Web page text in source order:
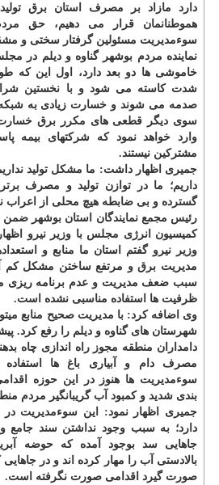
دارد مازاد بر مصرف استان برق
هموطنانمان قرار می دهیم، حق
سوءمدیریت مسئولین گرفتار سختی و
نماینده مردم بوشهر گناوه و دیلم در
خاموشی ها دو بعد دارد، اول این که
شدت کاسته می شود و با نخستین
صدمه می شوند و خسارت زیادی به شبکه
سوی دیگر قطعی های مکرر برق خسارت
وارد خواهد نمود که شرکتهای بیمه
مشترکین نیستند.
جمیری اظهار داشت: ما مشکل تولید
داریم؛ ما در توازن تولید و مصرف
گسترده و بی ضابطه هیچ محلی از اعراب
رئیس مجمع نمایندگان استان بوشهر
کمیسیون انرژی مجلس با وزیر نیرو
وزیر نیرو گفتم استان ما منابع و
مدیریت برق و مرتفع ساختن مشکل کم
سبب ضعف مدیریت و عدم برنامه ریزی
ظرفیت ها استفاده مناسبی نشده است.
وی اضافه کرد: با مدیریت صحیح منابع
شهرستان های گناوه و دیلم را رفع کرد.
دامداران منطقه مجوز راه اندازی چاه
مصرف دام و آبیاری باغ ها استفاده
سوءمدیریت ها هنوز در این حوزه
بندی شدید و کمبود آب گریبانگیر مردم
جمیری اظهار نمود: این سوءمدیریت
دارد؛ به سبب وجود نداشتن سند جامع
جاهایی سد بوجود آمده که حوضه
بالادستی آب را مهار کرده اند و در جاهایی
صورت گیرد اقدامی صورت نگرفته است.